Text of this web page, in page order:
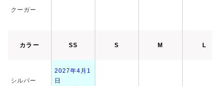
クーガー
カラー SS S M L
シルバー
2027年4月1
日